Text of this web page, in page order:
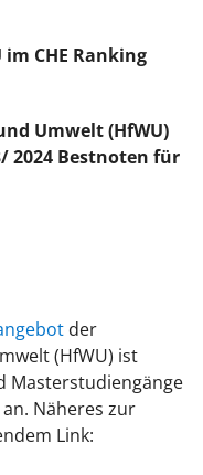
im CHE Ranking
Umwelt (HfWU)
2024 Bestnoten für
der
(HfWU) ist
Masterstudiengänge
Näheres zur
Link: